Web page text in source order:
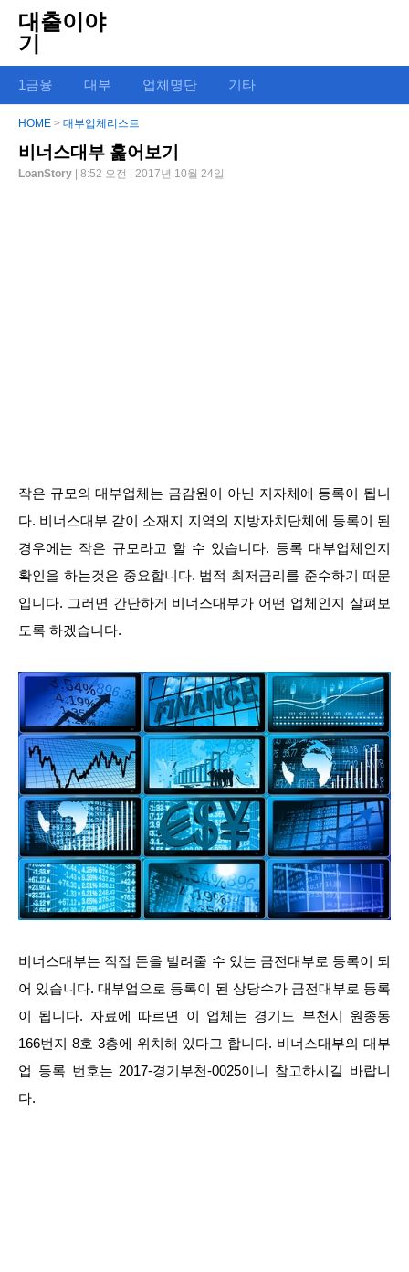
대출이야
기
1금융 대부 업체명단 기타
HOME > 대부업체리스트
비너스대부 훑어보기
LoanStory | 8:52 오전 | 2017년 10월 24일
작은 규모의 대부업체는 금감원이 아닌 지자체에 등록이 됩니
다. 비너스대부 같이 소재지 지역의 지방자치단체에 등록이 된
경우에는 작은 규모라고 할 수 있습니다. 등록 대부업체인지
확인을 하는것은 중요합니다. 법적 최저금리를 준수하기 때문
입니다. 그러면 간단하게 비너스대부가 어떤 업체인지 살펴보
도록 하겠습니다.
비너스대부는 직접 돈을 빌려줄 수 있는 금전대부로 등록이 되
어 있습니다. 대부업으로 등록이 된 상당수가 금전대부로 등록
이 됩니다. 자료에 따르면 이 업체는 경기도 부천시 원종동
166번지 8호 3층에 위치해 있다고 합니다. 비너스대부의 대부
업 등록 번호는 2017-경기부천-0025이니 참고하시길 바랍니
다.